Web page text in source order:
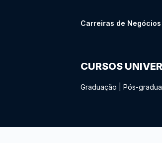
Carreiras de Negócios
CURSOS
Graduação Pós-